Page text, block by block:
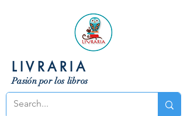
LIVRARIA
Pasión por los libros